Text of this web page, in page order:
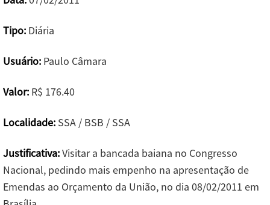
Tipo: Diária
Usuário: Paulo Câmara
Valor: R$ 176.40
Localidade: SSA / BSB / SSA
Justificativa:Visitar a bancada baiana no Congresso
Nacional, pedindo mais empenho na apresentação de
Emendas ao Orçamento da União, no dia 08/02/2011 em